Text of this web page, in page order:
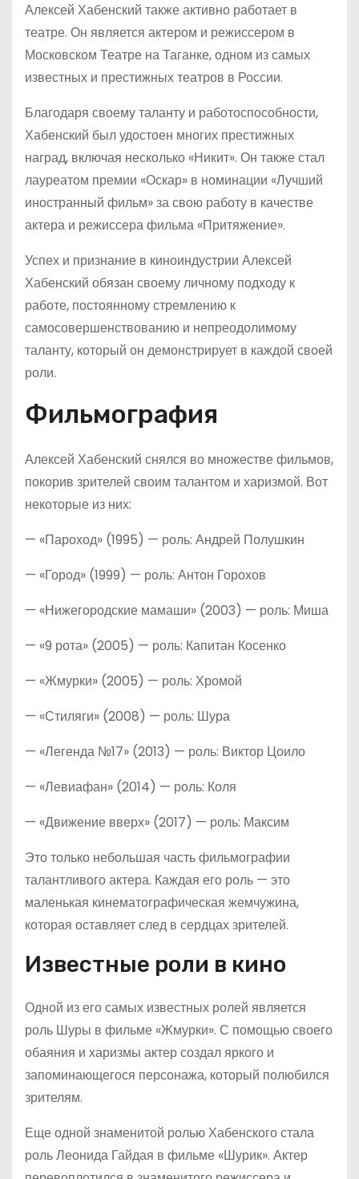
Алексей Хабенский также активно работает в
театре. Он является актером и режиссером в
Московском Театре на Таганке, одном из самых
известных и престижных театров в России.
Благодаря своему таланту и работоспособности,
Хабенский был удостоен многих престижных
наград, включая несколько «Никит». Он также стал
лауреатом премии «Оскар» в номинации «Лучший
иностранный фильм» за свою работу в качестве
актера и режиссера фильма «Притяжение».
Успех и признание в киноиндустрии Алексей
Хабенский обязан своему личному подходу к
работе, постоянному стремлению к
самосовершенствованию и непреодолимому
таланту, который он демонстрирует в каждой своей
роли.
Фильмография
Алексей Хабенский снялся во множестве фильмов,
покорив зрителей своим талантом и харизмой. Вот
некоторые из них:
— «Пароход» (1995) — роль: Андрей Полушкин
— «Город» (1999) — роль: Антон Горохов
— «Нижегородские мамаши» (2003) — роль: Миша
— «9 рота» (2005) — роль: Капитан Косенко
— «Жмурки» (2005) — роль: Хромой
— «Стиляги» (2008) — роль: Шура
— «Легенда №17» (2013) — роль: Виктор Цоило
— «Левиафан» (2014) — роль: Коля
— «Движение вверх» (2017) — роль: Максим
Это только небольшая часть фильмографии
талантливого актера. Каждая его роль — это
маленькая кинематографическая жемчужина,
которая оставляет след в сердцах зрителей.
Известные роли в кино
Одной из его самых известных ролей является
роль Шуры в фильме «Жмурки». С помощью своего
обаяния и харизмы актер создал яркого и
запоминающегося персонажа, который полюбился
зрителям.
Еще одной знаменитой ролью Хабенского стала
роль Леонида Гайдая в фильме «Шурик». Актер